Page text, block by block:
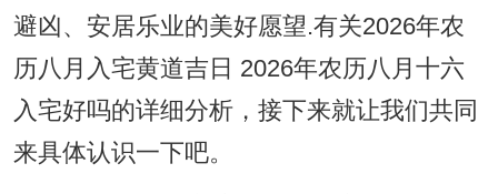
避凶、安居乐业的美好愿望.有关2026年农
历八月入宅黄道吉日 2026年农历八月十六
入宅好吗的详细分析，接下来就让我们共同
来具体认识一下吧。